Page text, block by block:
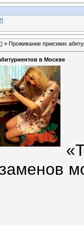
» Проживание приезжих
в Москве